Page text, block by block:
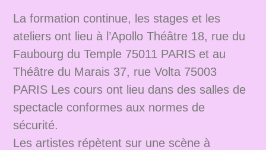
La formation continue, les stages et les
ateliers ont lieu à l’Apollo Théâtre 18, rue du
Faubourg du Temple 75011 PARIS et au
Théâtre du Marais 37, rue Volta 75003
PARIS Les cours ont lieu dans des salles de
spectacle conformes aux normes de
sécurité.
Les artistes répètent sur une scène à